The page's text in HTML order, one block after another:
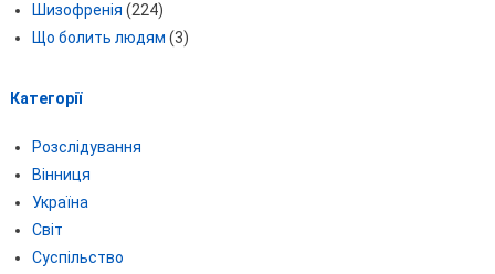
Шизофренія (224)
Що болить людям (3)
Категорії
Розслідування
Вінниця
Україна
Світ
Суспільство